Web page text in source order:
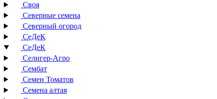
Своя
Северные семена
Северный огород
СеДеК
СеДеК
Селигер-Агро
Сембат
Семен Томатов
Семена алтая